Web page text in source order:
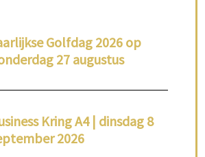
Golfdag 2026 op
27 augustus
Kring A4 | dinsdag 8
2026